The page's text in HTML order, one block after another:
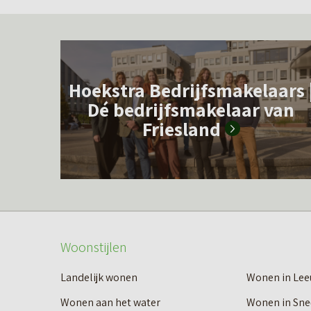
e
m
e
e
v
e
r
Hoekstra Bedrijfsmakelaars
Dé bedrijfsmakelaar van
Friesland
Woonstijlen
Landelijk wonen
Wonen in
Wonen aan het water
Wonen in